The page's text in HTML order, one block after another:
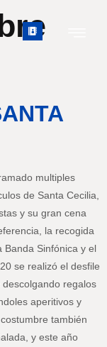
multiples
de Santa Cecilia,
y su gran cena
la recogida
Banda Sinfónica y el
se realizó el desfile
regalos
aperitivos y
también
y este año